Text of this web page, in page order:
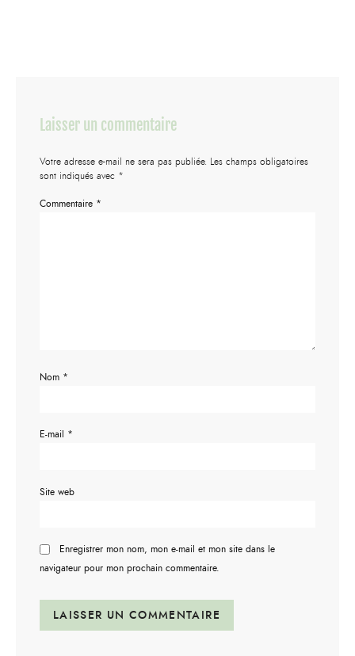
Laisser un commentaire
Votre adresse e-mail ne sera pas publiée. Les champs obligatoires
sont indiqués avec *
Commentaire *
Nom *
E-mail *
Site web
Enregistrer mon nom, mon e-mail et mon site dans le
navigateur pour mon prochain commentaire.